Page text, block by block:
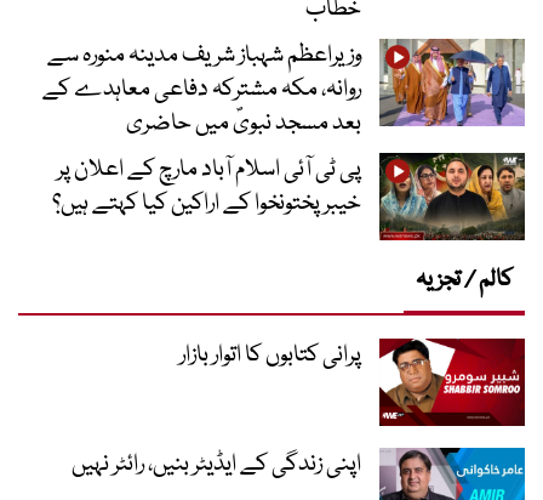
خطاب
وزیراعظم شہباز شریف مدینہ منورہ سے
روانہ، مکہ مشترکہ دفاعی معاہدے کے
بعد مسجد نبویؐ میں حاضری
پی ٹی آئی اسلام آباد مارچ کے اعلان پر
خیبر پختونخوا کے اراکین کیا کہتے ہیں؟
کالم / تجزیہ
پرانی کتابوں کا اتوار بازار
اپنی زندگی کے ایڈیٹر بنیں، رائٹر نہیں